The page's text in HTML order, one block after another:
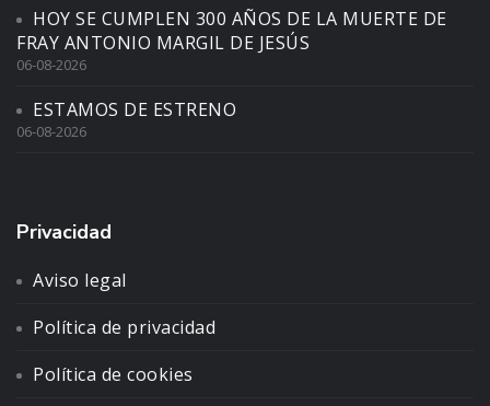
HOY SE CUMPLEN 300 AÑOS DE LA MUERTE DE
FRAY ANTONIO MARGIL DE JESÚS
06-08-2026
ESTAMOS DE ESTRENO
06-08-2026
Privacidad
Aviso legal
Política de privacidad
Política de cookies